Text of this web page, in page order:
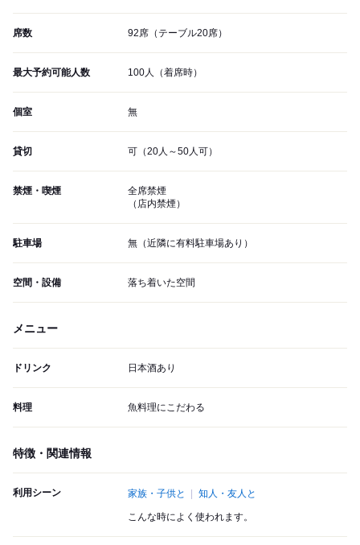
席数 92席（テーブル20席）
最大予約可能人数 100人（着席時）
個室 無
貸切 可（20人～50人可）
禁煙・喫煙
全席禁煙
（店内禁煙）
駐車場 無（近隣に有料駐車場あり）
空間・設備 落ち着いた空間
メニュー
ドリンク 日本酒あり
料理 魚料理にこだわる
特徴・関連情報
利用シーン 家族・子供と 知人・友人と
こんな時によく使われます。